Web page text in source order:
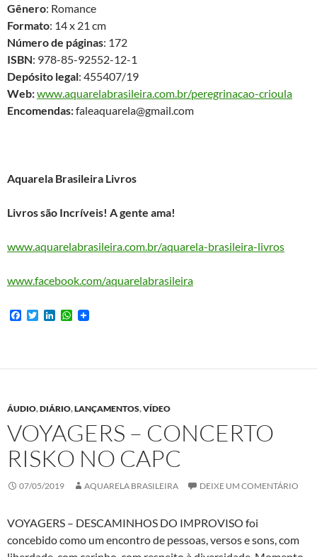
Gênero: Romance
Formato: 14 x 21 cm
Número de páginas: 172
ISBN: 978-85-92552-12-1
Depósito legal: 455407/19
Web:www.aquarelabrasileira.com.br/peregrinacao-crioula
Encomendas:faleaquarela@gmail.com
Aquarela Brasileira Livros
Livros são Incríveis! A gente ama!
www.aquarelabrasileira.com.br/aquarela-brasileira-livros
www.facebook.com/aquarelabrasileira
F
o
T
e
d
W
A
ÁUDIO,DIÁRIO,LANÇAMENTOS,VÍDEO
VOYAGERS – CONCERTO
RISKO NO CAPC
07/05/2019 AQUARELA BRASILEIRA DEIXE UM COMENTÁRIO
VOYAGERS – DESCAMINHOS DO IMPROVISO foi
concebido como um encontro de pessoas, versos e sons, com